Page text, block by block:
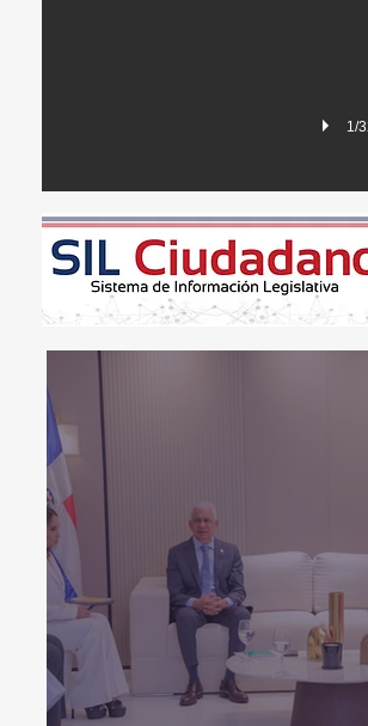
1/